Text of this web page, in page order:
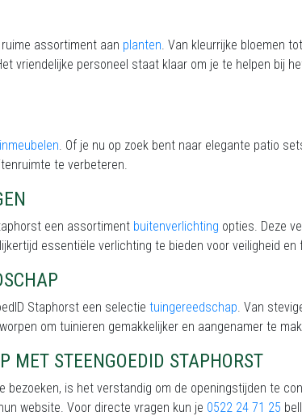
assortiment aan planten . Van kleurrijke bloemen
vriendelijke personeel staat klaar om je te helpen bij
. Of je nu op zoek bent naar elegante patio
te verbeteren.
een assortiment buitenverlichting opties. Deze
essentiële verlichting te bieden voor veiligheid en
Staphorst een selectie tuingereedschap . Van
om tuinieren gemakkelijker en aangenamer te
MET STEENGOEDID STAPHORST
bezoeken, is het verstandig om de openingstijden te
website. Voor directe vragen kun je 0522 24 71 25